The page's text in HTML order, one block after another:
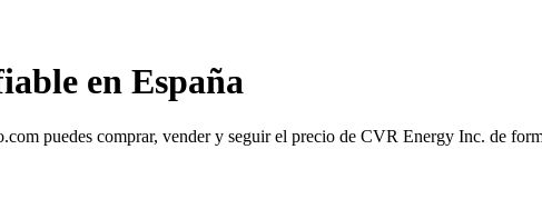
en España
puedes comprar, vender y seguir el precio de CVR Energy Inc. de